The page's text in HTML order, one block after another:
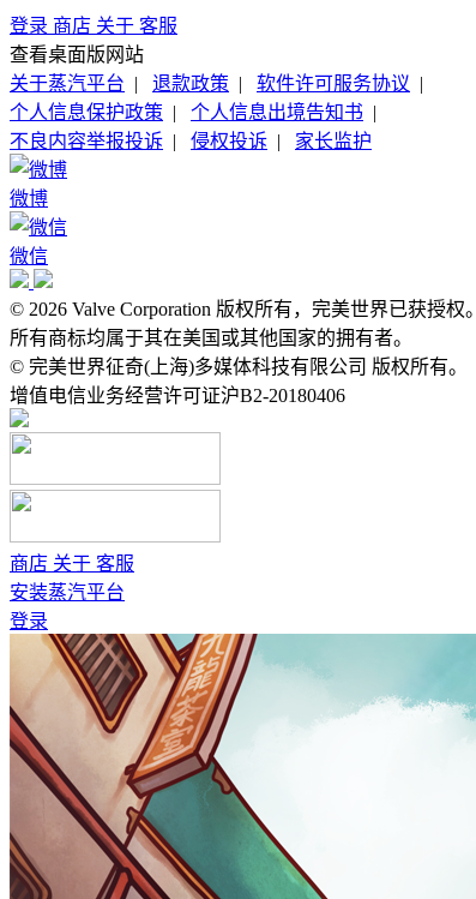
登录 商店 关于 客服
查看桌面版网站
关于蒸汽平台 | 退款政策 | 软件许可服务协议 |
个人信息保护政策 | 个人信息出境告知书 |
不良内容举报投诉 | 侵权投诉 | 家长监护
微博
微信
© 2026 Valve Corporation 版权所有，完美世界已获授权。
所有商标均属于其在美国或其他国家的拥有者。
© 完美世界征奇(上海)多媒体科技有限公司 版权所有。
增值电信业务经营许可证沪B2-20180406
商店 关于 客服
安装蒸汽平台
登录